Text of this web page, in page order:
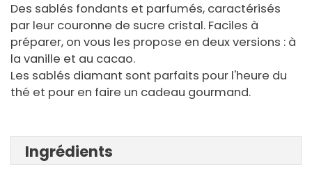
Des sablés fondants et parfumés, caractérisés
par leur couronne de sucre cristal. Faciles à
préparer, on vous les propose en deux versions : à
la vanille et au cacao.
Les sablés diamant sont parfaits pour l'heure du
thé et pour en faire un cadeau gourmand.
Ingrédients